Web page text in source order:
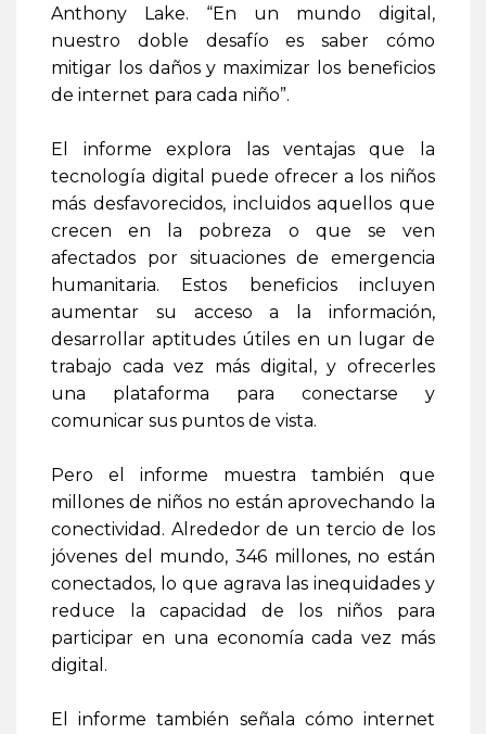
Anthony Lake. “En un mundo digital,
nuestro doble desafío es saber cómo
mitigar los daños y maximizar los beneficios
de internet para cada niño”.
El informe explora las ventajas que la
tecnología digital puede ofrecer a los niños
más desfavorecidos, incluidos aquellos que
crecen en la pobreza o que se ven
afectados por situaciones de emergencia
humanitaria. Estos beneficios incluyen
aumentar su acceso a la información,
desarrollar aptitudes útiles en un lugar de
trabajo cada vez más digital, y ofrecerles
una plataforma para conectarse y
comunicar sus puntos de vista.
Pero el informe muestra también que
millones de niños no están aprovechando la
conectividad. Alrededor de un tercio de los
jóvenes del mundo, 346 millones, no están
conectados, lo que agrava las inequidades y
reduce la capacidad de los niños para
participar en una economía cada vez más
digital.
El informe también señala cómo internet